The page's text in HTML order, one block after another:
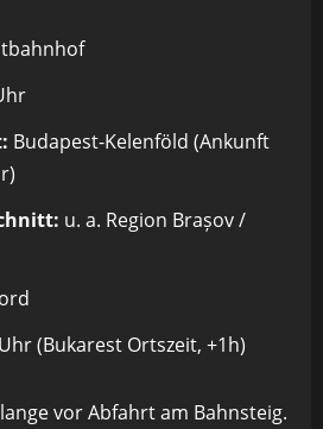
Budapest-Kelenföld (Ankunft
u. a. Region Brașov /
(Bukarest Ortszeit, +1h)
vor Abfahrt am Bahnsteig.